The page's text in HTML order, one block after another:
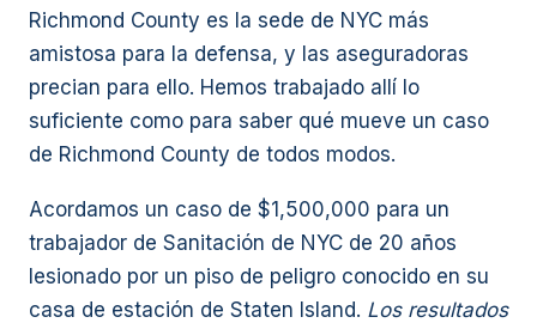
Richmond County es la sede de NYC más
amistosa para la defensa, y las aseguradoras
precian para ello. Hemos trabajado allí lo
suficiente como para saber qué mueve un caso
de Richmond County de todos modos.
Acordamos un caso de $1,500,000 para un
trabajador de Sanitación de NYC de 20 años
lesionado por un piso de peligro conocido en su
casa de estación de Staten Island. Los resultados